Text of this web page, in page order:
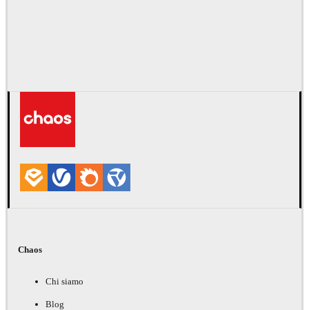
Chaos
Chi siamo
Blog